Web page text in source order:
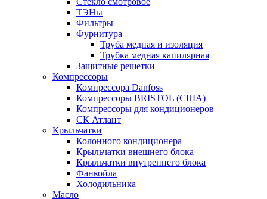
ТЭНы
Фильтры
Фурнитура
Труба медная и изоляция
Трубка медная капилярная
Защитные решетки
Компрессоры
Компрессора Danfoss
Компрессоры BRISTOL (США)
Компрессоры для кондиционеров
СК Атлант
Крыльчатки
Колонного кондиционера
Крыльчатки внешнего блока
Крыльчатки внутреннего блока
Фанкойла
Холодильника
Масло